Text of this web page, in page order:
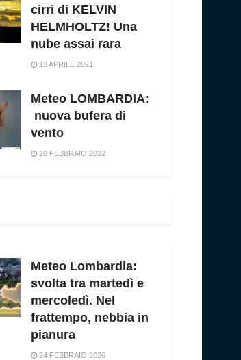
cirri di KELVIN
HELMHOLTZ! Una
nube assai rara
13 APRILE 2021
Meteo LOMBARDIA:
nuova bufera di
vento
20 FEBBRAIO 2022
Meteo Lombardia:
svolta tra martedì e
mercoledì. Nel
frattempo, nebbia in
pianura
24 FEBBRAIO 2026